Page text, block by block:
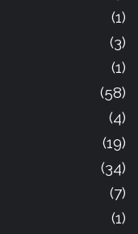
(1)
(3)
(1)
(58)
(4)
(19)
(34)
(7)
(1)